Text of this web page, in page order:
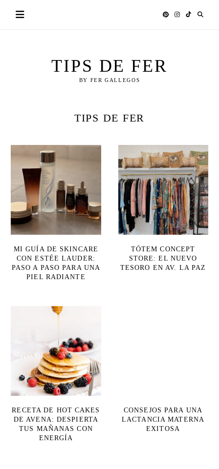
TIPS DE FER
BY FER GALLEGOS
TIPS DE FER
MI GUÍA DE SKINCARE
CON ESTÉE LAUDER:
PASO A PASO PARA UNA
PIEL RADIANTE
TÓTEM CONCEPT
STORE: EL NUEVO
TESORO EN AV. LA PAZ
RECETA DE HOT CAKES
DE AVENA: DESPIERTA
TUS MAÑANAS CON
ENERGÍA
CONSEJOS PARA UNA
LACTANCIA MATERNA
EXITOSA